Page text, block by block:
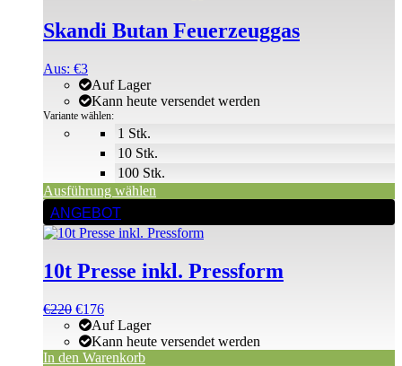
Skandi Butan Feuerzeuggas
Aus: €3
1 Stk.
10 Stk.
100 Stk.
Auf Lager
Kann heute versendet werden
Variante wählen:
Ausführung wählen
weist
mehrere
auf.
Optionen
können
Produktseite
gewählt
werden
ANGEBOT
10t Presse inkl. Pressform
Ursprünglicher
Preis
war:
€220
€220Aktueller
Preis
ist:
€220.
€176
Auf Lager
Kann heute versendet werden
In den Warenkorb